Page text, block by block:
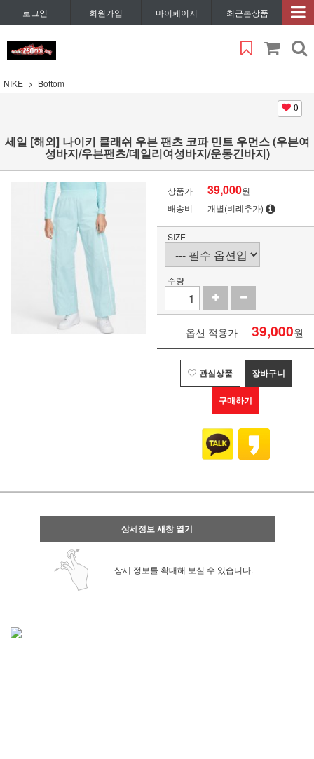
로그인 회원가입 마이페이지 최근본상품
NIKE Bottom
0
세일 [해외] 나이키 클래쉬 우븐 팬츠 코파 민트 우먼스 (우븐여
성바지/우븐팬츠/데일리여성바지/운동긴바지)
상품가 39,000원
배송비
개별(비례추가)
SIZE
수량
옵션 적용가 39,000원
관심상품 장바구니
구매하기
상세정보 새창 열기
상세 정보를 확대해 보실 수 있습니다.